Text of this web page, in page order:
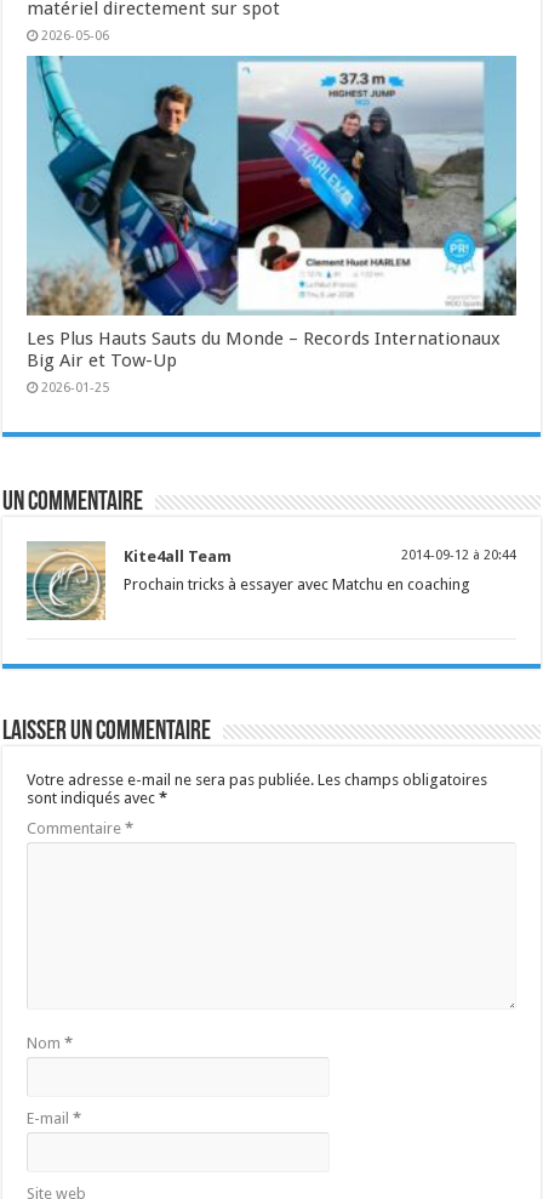
matériel directement sur spot
2026-05-06
Les Plus Hauts Sauts du Monde – Records Internationaux
Big Air et Tow-Up
2026-01-25
Un commentaire
Kite4all Team 2014-09-12 à 20:44
Prochain tricks à essayer avec Matchu en coaching
Laisser un commentaire
Votre adresse e-mail ne sera pas publiée. Les champs obligatoires
sont indiqués avec*
Commentaire*
Nom*
E-mail*
Site web